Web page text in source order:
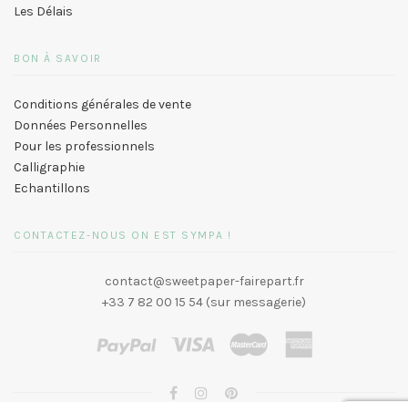
Les Délais
BON À SAVOIR
Conditions générales de vente
Données Personnelles
Pour les professionnels
Calligraphie
Echantillons
CONTACTEZ-NOUS ON EST SYMPA !
contact@sweetpaper-fairepart.fr
+33 7 82 00 15 54 (sur messagerie)